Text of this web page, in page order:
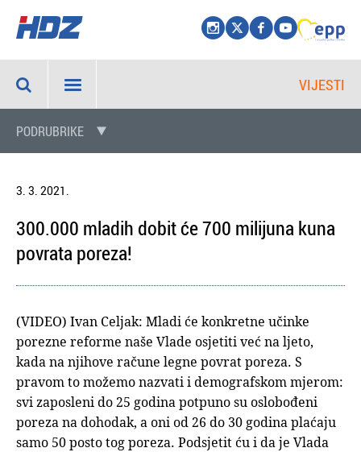
VIJESTI
PODRUBRIKE
3. 3. 2021.
300.000 mladih dobit će 700 milijuna kuna
povrata poreza!
(VIDEO) Ivan Celjak: Mladi će konkretne učinke
porezne reforme naše Vlade osjetiti već na ljeto,
kada na njihove račune legne povrat poreza. S
pravom to možemo nazvati i demografskom mjerom:
svi zaposleni do 25 godina potpuno su oslobođeni
poreza na dohodak, a oni od 26 do 30 godina plaćaju
samo 50 posto tog poreza. Podsjetit ću i da je Vlada